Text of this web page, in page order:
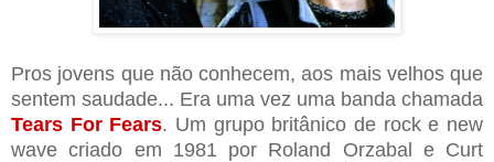
Pros jovens que não conhecem, aos mais velhos que
sentem saudade... Era uma vez uma banda chamada
Tears For Fears. Um grupo britânico de rock e new
wave criado em 1981 por Roland Orzabal e Curt